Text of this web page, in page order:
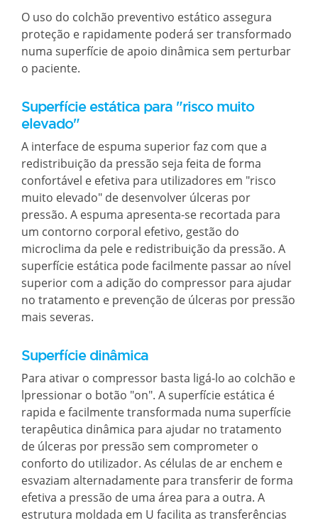
O uso do colchão preventivo estático assegura
proteção e rapidamente poderá ser transformado
numa superfície de apoio dinâmica sem perturbar
o paciente.
Superfície estática para "risco muito
elevado"
A interface de espuma superior faz com que a
redistribuição da pressão seja feita de forma
confortável e efetiva para utilizadores em "risco
muito elevado" de desenvolver úlceras por
pressão. A espuma apresenta-se recortada para
um contorno corporal efetivo, gestão do
microclima da pele e redistribuição da pressão. A
superfície estática pode facilmente passar ao nível
superior com a adição do compressor para ajudar
no tratamento e prevenção de úlceras por pressão
mais severas.
Superfície dinâmica
Para ativar o compressor basta ligá-lo ao colchão e
lpressionar o botão "on". A superfície estática é
rapida e facilmente transformada numa superfície
terapêutica dinâmica para ajudar no tratamento
de úlceras por pressão sem comprometer o
conforto do utilizador. As células de ar enchem e
esvaziam alternadamente para transferir de forma
efetiva a pressão de uma área para a outra. A
estrutura moldada em U facilita as transferências